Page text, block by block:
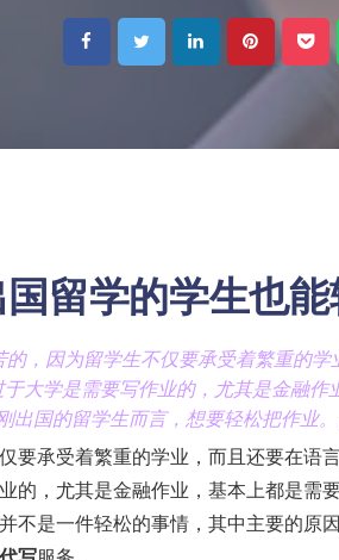
留学的学生也
，因为留学生不仅要承受着繁重的
大学是需要写作业的，尤其是金融作
出国的留学生而言，想要轻松把作业。
要承受着繁重的学业，而且还要在语
的，尤其是金融作业，基本上都是需
不是一件轻松的事情，其中主要的原